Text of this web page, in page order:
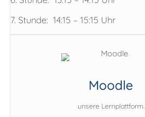
7. Stunde: 14:15 – 15:15 Uhr
Moodle
unsere Lernplattform.